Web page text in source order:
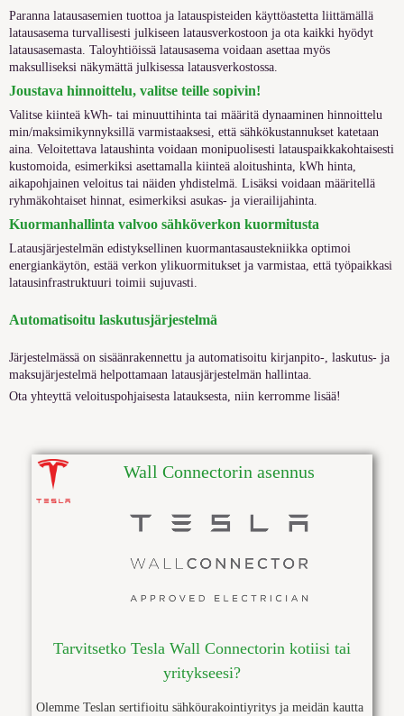
Paranna latausasemien tuottoa ja latauspisteiden käyttöastetta liittämällä
latausasema turvallisesti julkiseen latausverkostoon ja ota kaikki hyödyt
latausasemasta. Taloyhtiöissä latausasema voidaan asettaa myös
maksulliseksi näkymättä julkisessa latausverkostossa.
Joustava hinnoittelu, valitse teille sopivin!
Valitse kiinteä kWh- tai minuuttihinta tai määritä dynaaminen hinnoittelu
min/maksimikynnyksillä varmistaaksesi, että sähkökustannukset katetaan
aina. Veloitettava lataushinta voidaan monipuolisesti latauspaikkakohtaisesti
kustomoida, esimerkiksi asettamalla kiinteä aloitushinta, kWh hinta,
aikapohjainen veloitus tai näiden yhdistelmä. Lisäksi voidaan määritellä
ryhmäkohtaiset hinnat, esimerkiksi asukas- ja vierailijahinta.
Kuormanhallinta valvoo sähköverkon kuormitusta
Latausjärjestelmän edistyksellinen kuormantasaustekniikka optimoi
energiankäytön, estää verkon ylikuormitukset ja varmistaa, että työpaikkasi
latausinfrastruktuuri toimii sujuvasti.
Automatisoitu laskutusjärjestelmä
Järjestelmässä on sisäänrakennettu ja automatisoitu kirjanpito-, laskutus- ja
maksujärjestelmä helpottamaan latausjärjestelmän hallintaa
Ota yhteyttä veloituspohjaisesta latauksesta, niin kerromme lisää!
Wall Connectorin asennus
Tarvitsetko Tesla Wall Connectorin kotiisi tai
yritykseesi?
Olemme Teslan sertifioitu sähköurakointiyritys ja meidän kautta